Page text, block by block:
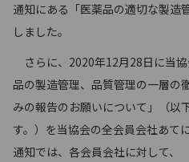
通知にある「医薬品の適切な製造
しました。
さらに、2020年12月28日に当
品の製造管理、品質管理の一層の
みの報告のお願いについて」（以
す。）を当協会の全会員会社あて
通知では、各会員会社に対して、